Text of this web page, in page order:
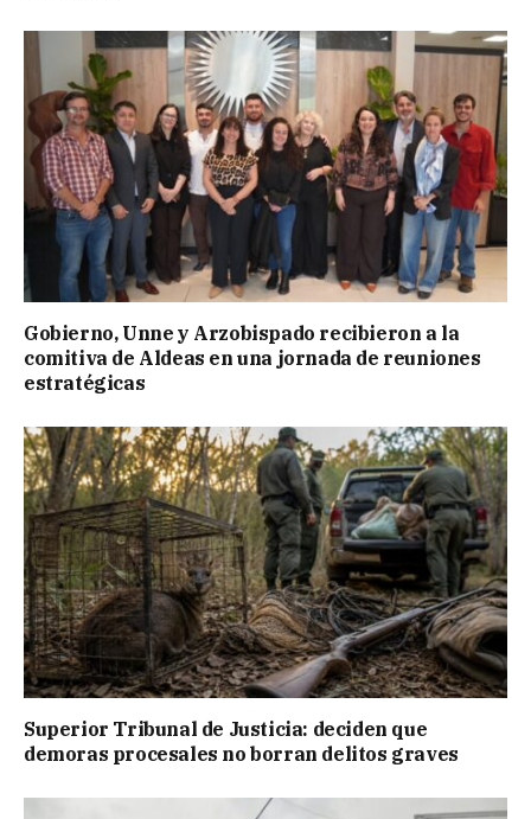
Gobierno, Unne y Arzobispado recibieron a la
comitiva de Aldeas en una jornada de reuniones
estratégicas
Superior Tribunal de Justicia: deciden que
demoras procesales no borran delitos graves